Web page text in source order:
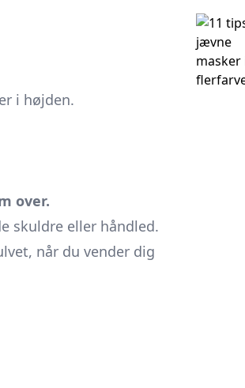
i højden.
over.
skuldre eller håndled.
når du vender dig